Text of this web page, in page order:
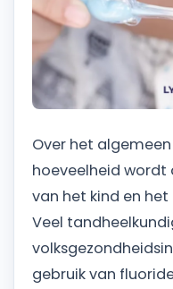
Over het
hoeveelheid
van het kind en
Veel
gebruik van